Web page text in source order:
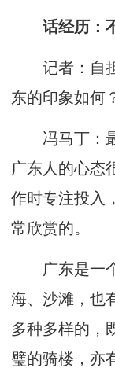
话经历：
记者：自担
东的印象如何
冯马丁：最
广东人的心态
作时专注投入
常欣赏的。
广东是一个
海、沙滩，也
多种多样的，
璧的骑楼，亦